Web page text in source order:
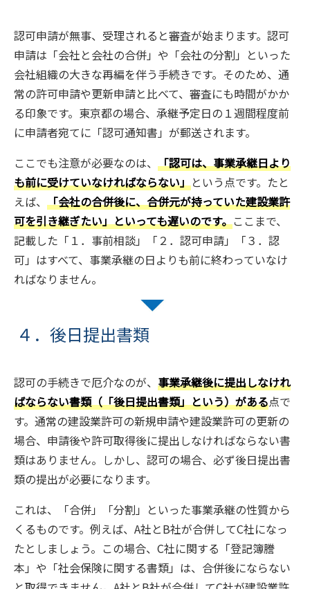
認可申請が無事、受理されると審査が始まります。認可
申請は「会社と会社の合併」や「会社の分割」といった
会社組織の大きな再編を伴う手続きです。そのため、通
常の許可申請や更新申請と比べて、審査にも時間がかか
る印象です。東京都の場合、承継予定日の１週間程度前
に申請者宛てに「認可通知書」が郵送されます。
ここでも注意が必要なのは、 「認可は、事業承継日より
も前に受けていなければならない」という点です。たと
えば、 「会社の合併後に、合併元が持っていた建設業許
可を引き継ぎたい」といっても遅いのです。ここまで、
記載した「１．事前相談」「２．認可申請」「３．認
可」はすべて、事業承継の日よりも前に終わっていなけ
ればなりません。
４．後日提出書類
認可の手続きで厄介なのが、 事業承継後に提出しなけれ
ばならない書類（「後日提出書類」という）がある点で
す。通常の建設業許可の新規申請や建設業許可の更新の
場合、申請後や許可取得後に提出しなければならない書
類はありません。しかし、認可の場合、必ず後日提出書
類の提出が必要になります。
これは、「合併」「分割」といった事業承継の性質から
くるものです。例えば、A社とB社が合併してC社になっ
たとしましょう。この場合、C社に関する「登記簿謄
本」や「社会保険に関する書類」は、合併後にならない